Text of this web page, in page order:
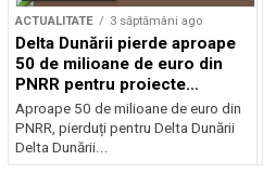
ACTUALITATE 3 săptămâni ago
Delta Dunării pierde aproape
50 de milioane de euro din
PNRR pentru proiecte
esențiale
Aproape 50 de milioane de euro din
PNRR, pierduți pentru Delta Dunării
Delta Dunării...